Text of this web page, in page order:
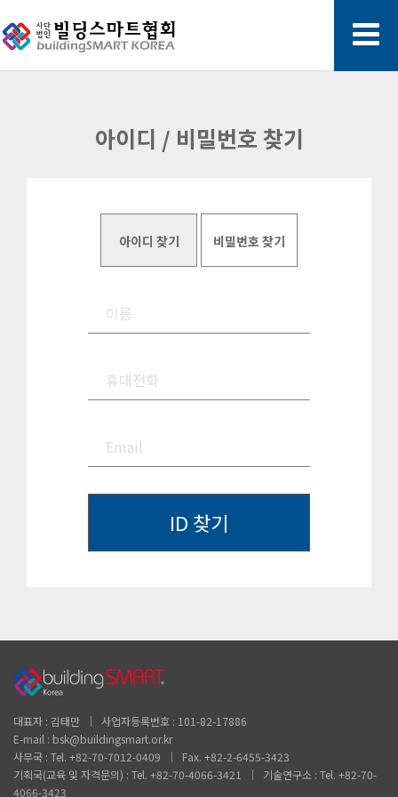
아이디 / 비밀번호 찾기
아이디 찾기 비밀번호 찾기
대표자 : 김태만 │ 사업자등록번호 : 101-82-17886
E-mail : bsk@buildingsmart.or.kr
사무국 : Tel. +82-70-7012-0409 │ Fax. +82-2-6455-3423
기획국(교육 및 자격문의) : Tel. +82-70-4066-3421 │ 기술연구소 : Tel. +82-70-
4066-3423